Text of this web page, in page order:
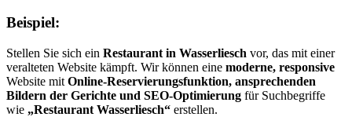
Beispiel:
Stellen Sie sich ein Restaurant in Wasserliesch vor, das mit einer
veralteten Website kämpft. Wir können eine moderne, responsive
Website mit Online-Reservierungsfunktion, ansprechenden
Bildern der Gerichte und SEO-Optimierung für Suchbegriffe
wie „Restaurant Wasserliesch“ erstellen.